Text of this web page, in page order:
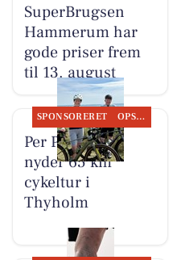
SuperBrugsen
Hammerum har
gode priser frem
til 13. august
SPONSORERET OPSLAGSTAVLEN
Per P. Cykler
nyder 65 km
cykeltur i
Thyholm